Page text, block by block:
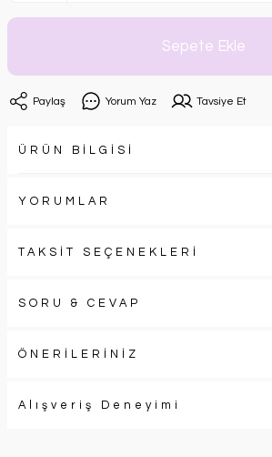
Sepete Ekle
Paylaş Yorum Yaz Tavsiye Et
ÜRÜN BİLGİSİ
YORUMLAR
TAKSİT SEÇENEKLERİ
SORU & CEVAP
ÖNERİLERİNİZ
Alışveriş Deneyimi